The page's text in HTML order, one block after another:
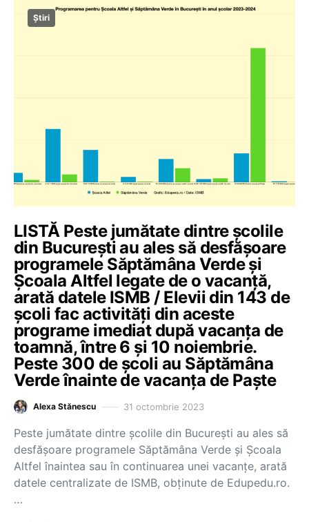
Știri
LISTĂ Peste jumătate dintre școlile
din București au ales să desfășoare
programele Săptămâna Verde și
Școala Altfel legate de o vacanță,
arată datele ISMB / Elevii din 143 de
școli fac activități din aceste
programe imediat după vacanța de
toamnă, între 6 și 10 noiembrie.
Peste 300 de școli au Săptămâna
Verde înainte de vacanța de Paște
Alexa Stănescu 31 octombrie 2023
Peste jumătate dintre școlile din București au ales să
desfășoare programele Săptămâna Verde și Școala
Altfel înaintea sau în continuarea unei vacanțe, arată
datele centralizate de ISMB, obținute de Edupedu.ro.
…